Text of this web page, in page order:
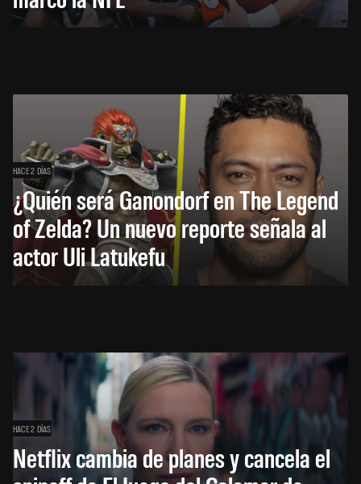
HACE 2 DÍAS
¿Quién será Ganondorf en The Legend
of Zelda? Un nuevo reporte señala al
actor Uli Latukefu
HACE 2 DÍAS
Netflix cambia de planes y cancela el